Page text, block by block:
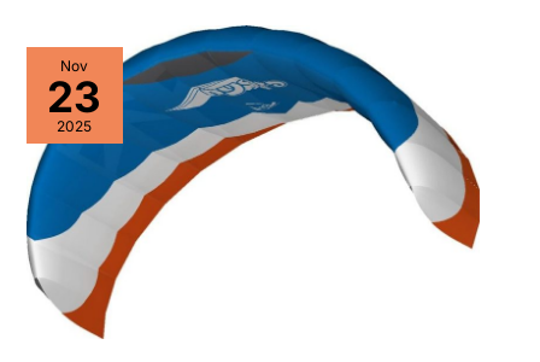
Nov
23
2025